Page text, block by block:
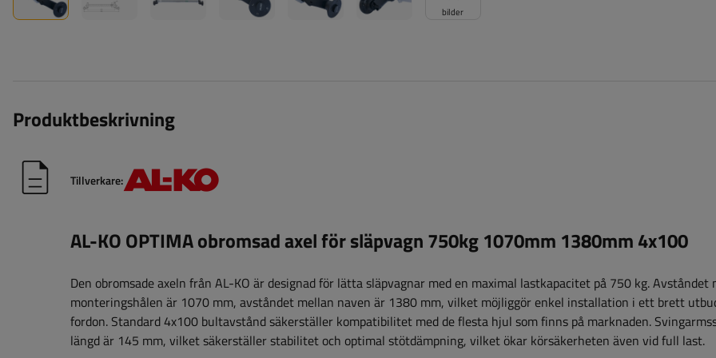
bilder
Produktbeskrivning
Tillverkare:
AL-KO OPTIMA obromsad axel för släpvagn 750kg 1070mm 1380mm 4x100
Den obromsade axeln från AL-KO är designad för lätta släpvagnar med en maximal lastkapacitet på 750 kg. Avståndet
monteringshålen är 1070 mm, avståndet mellan naven är 1380 mm, vilket möjliggör enkel installation i ett brett
fordon. Standard 4x100 bultavstånd säkerställer kompatibilitet med de flesta hjul som finns på marknaden.
längd är 145 mm, vilket säkerställer stabilitet och optimal stötdämpning, vilket ökar körsäkerheten även vid full last.